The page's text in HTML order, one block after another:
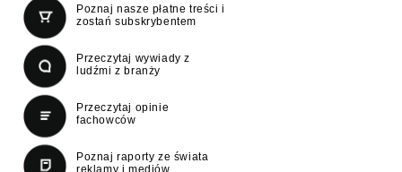
Poznaj nasze płatne treści i
zostań subskrybentem
Przeczytaj wywiady z
ludźmi z branży
Przeczytaj opinie
fachowców
Poznaj raporty ze świata
reklamy i mediów